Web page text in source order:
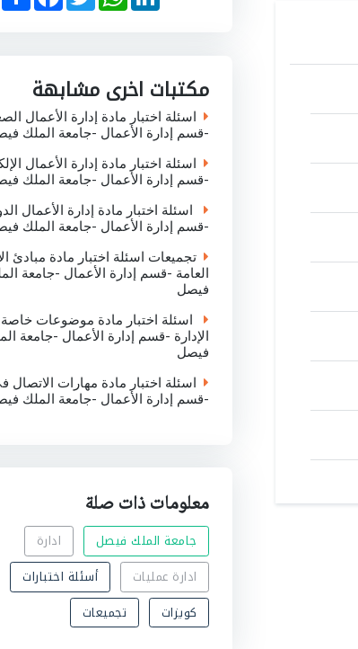
a c
k
i a
p
n
n
مكتبات اخرى مشابهة
اسئلة اختبار مادة إدارة الأعمال
-قسم إدارة الأعمال -جامعة الملك
اسئلة اختبار مادة إدارة الأعمال
-قسم إدارة الأعمال -جامعة الملك
اسئلة اختبار مادة إدارة الأعمال
-قسم إدارة الأعمال -جامعة الملك
تجميعات اسئلة اختبار مادة مبادئ
العامة -قسم إدارة الأعمال -جامعة
فيصل
اسئلة اختبار مادة موضوعات
الإدارة -قسم إدارة الأعمال -جامعة
فيصل
اسئلة اختبار مادة مهارات الاتصال
-قسم إدارة الأعمال -جامعة الملك
معلومات ذات صلة
جامعة الملك فيصل
ادارة
ادارة عمليات
أسئلة اختبارات
كويزات
تجميعات